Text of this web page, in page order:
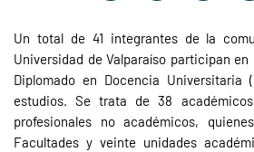
Un total de 41 integrantes de la
Universidad de Valparaíso participan
Diplomado en Docencia Universitaria
estudios. Se trata de 38
profesionales no académicos,
Facultades y veinte unidades